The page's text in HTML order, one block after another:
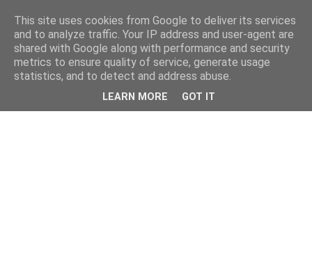
This site uses cookies from Google to deliver its services
and to analyze traffic. Your IP address and user-agent are
shared with Google along with performance and security
metrics to ensure quality of service, generate usage
statistics, and to detect and address abuse.
LEARN MORE GOT IT